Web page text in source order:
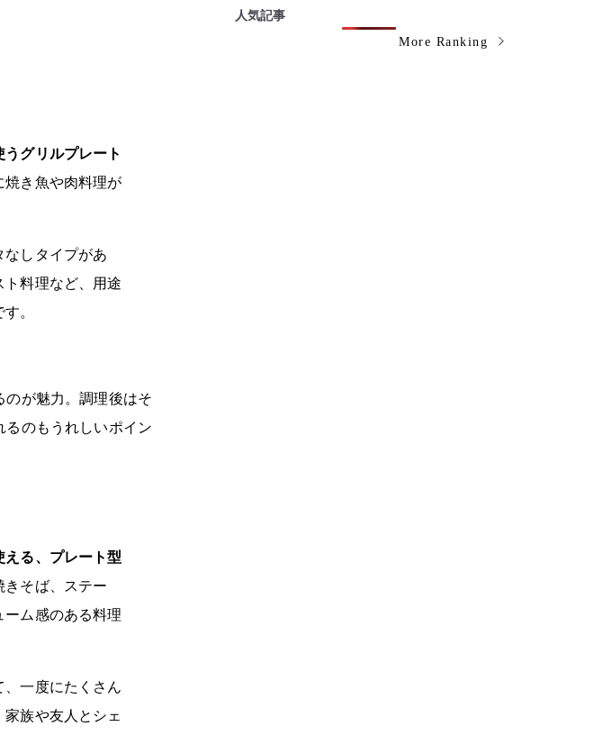
グリルプレート
焼き魚や肉料理が
なしタイプがあ
ト料理など、用途
。
のが魅力。調理後はそ
るのもうれしいポイン
える、プレート型
きそば、ステー
ーム感のある料理
、一度にたくさん
族や友人とシェ
人気記事
More Ranking